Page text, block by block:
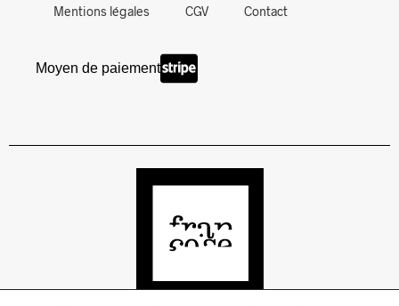
Mentions légales CGV Contact
Moyen de paiement